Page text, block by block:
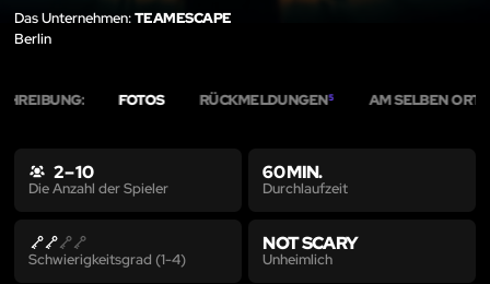
Das Unternehmen:TEAMESCAPE
Berlin
FOTOS RÜCKMELDUNGEN5 AM SELBEN ORT
2 – 10
Die Anzahl der Spieler
60 MIN.
Durchlaufzeit
Schwierigkeitsgrad (1-4)
NOT SCARY
Unheimlich